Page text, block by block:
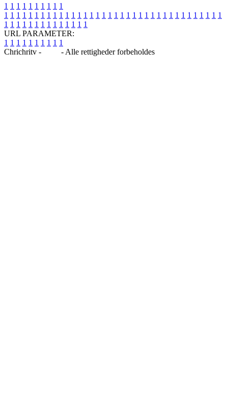
1 1 1 1 1 1 1 1 1 1
1 1 1 1 1 1 1 1 1 1 1 1 1 1 1 1 1 1 1 1 1 1 1 1 1 1 1 1 1 1 1 1 1 1 1 1
1 1 1 1 1 1 1 1 1 1 1 1 1 1
URL PARAMETER:
1 1 1 1 1 1 1 1 1 1
Chrichritv -
- Alle rettigheder forbeholdes